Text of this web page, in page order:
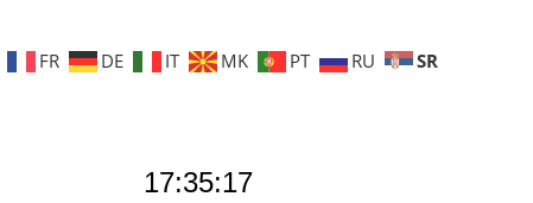
FR DE IT MK PT RU
SR
17:35:18